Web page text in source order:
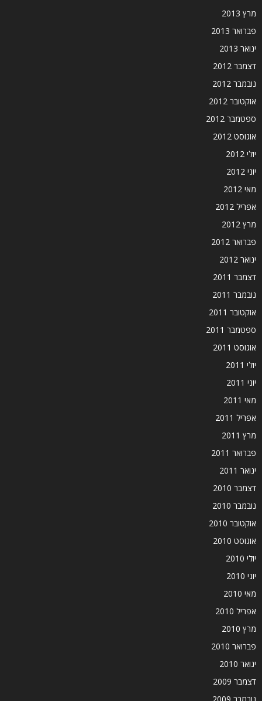
מרץ 2013
פברואר 2013
ינואר 2013
דצמבר 2012
נובמבר 2012
אוקטובר 2012
ספטמבר 2012
אוגוסט 2012
יולי 2012
יוני 2012
מאי 2012
אפריל 2012
מרץ 2012
פברואר 2012
ינואר 2012
דצמבר 2011
נובמבר 2011
אוקטובר 2011
ספטמבר 2011
אוגוסט 2011
יולי 2011
יוני 2011
מאי 2011
אפריל 2011
מרץ 2011
פברואר 2011
ינואר 2011
דצמבר 2010
נובמבר 2010
אוקטובר 2010
אוגוסט 2010
יולי 2010
יוני 2010
מאי 2010
אפריל 2010
מרץ 2010
פברואר 2010
ינואר 2010
דצמבר 2009
נובמבר 2009